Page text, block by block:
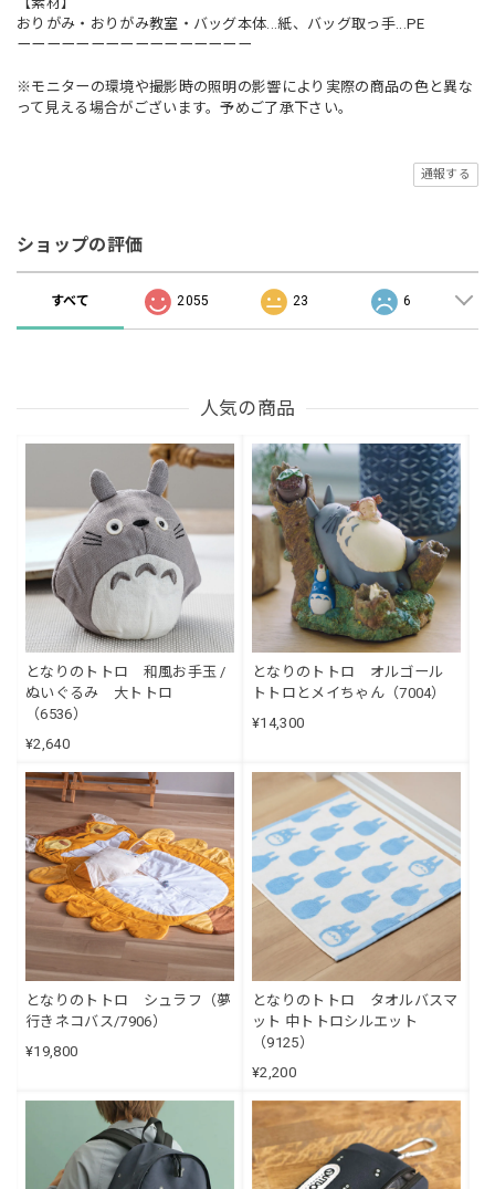
おりがみ・おりがみ教室・バッグ本体...紙、バッグ取っ手...PE
ーーーーーーーーーーーーーーーー
※モニターの環境や撮影時の照明の影響により実際の商品の色と異な
って見える場合がございます。予めご了承下さい。
通報する
ショップの評価
すべて 2055 23 6
人気の商品
となりのトトロ 和風お手玉 /
ぬいぐるみ 大トトロ
（6536）
¥2,640
となりのトトロ オルゴール
トトロとメイちゃん（7004）
¥14,300
となりのトトロ シュラフ（夢
行きネコバス/7906）
¥19,800
となりのトトロ タオルバスマ
ット 中トトロシルエット
（9125）
¥2,200